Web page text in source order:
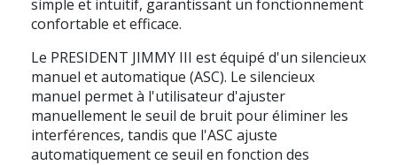
simple et intuitif, garantissant un fonctionnement
confortable et efficace.
Le PRESIDENT JIMMY III est équipé d'un silencieux
manuel et automatique (ASC). Le silencieux
manuel permet à l'utilisateur d'ajuster
manuellement le seuil de bruit pour éliminer les
interférences, tandis que l'ASC ajuste
automatiquement ce seuil en fonction des